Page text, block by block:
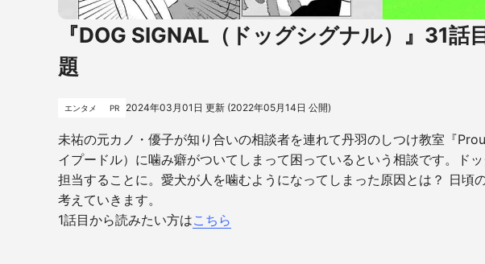
『DOG SIGNAL（ドッグシグナル）』31
題
エンタメ PR 2024年03月01日 更新 (2022年05月14日 公開)
未祐の元カノ・優子が知り合いの相談者を連れて丹羽のしつけ教室『
イプードル）に噛み癖がついてしまって困っているという相談です。ド
担当することに。愛犬が人を噛むようになってしまった原因とは？ 日頃
考えていきます。
1話目から読みたい方はこちら